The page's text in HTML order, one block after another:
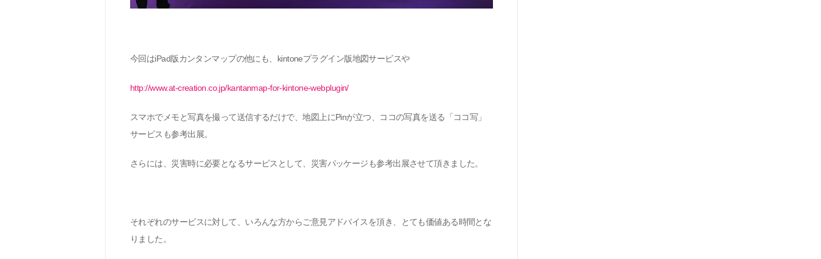
今回はiPad版カンタンマップの他にも、 kintoneプラグイン版地図サービスや
http://www.at-creation.co.jp/kantanmap-for-kintone-webplugin/
スマホでメモと写真を撮って送信するだけで、地図上にPinが立つ、ココの写真を送る「ココ写」
サービスも参考出展。
さらには、災害時に必要となるサービスとして、災害パッケージも参考出展させて頂きました。
それぞれのサービスに対して、いろんな方からご意見アドバイスを頂き、とても価値ある時間とな
りました。